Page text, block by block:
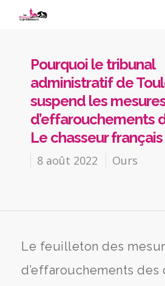
Pourquoi le tribunal
administratif de
suspend les
d’effarouchements
Le chasseur français
8 août 2022 Ours
Le feuilleton des
d’effarouchements des